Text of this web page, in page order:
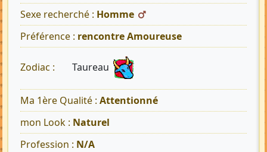
Sexe recherché : Homme
Préférence : rencontre Amoureuse
Zodiac : Taureau
Ma 1ère Qualité : Attentionné
mon Look : Naturel
Profession : N/A